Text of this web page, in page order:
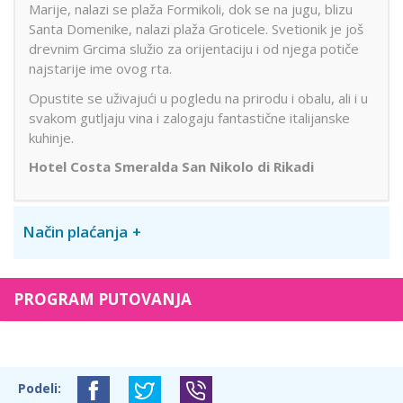
Marije, nalazi se plaža Formikoli, dok se na jugu, blizu
Santa Domenike, nalazi plaža Groticele. Svetionik je još
drevnim Grcima služio za orijentaciju i od njega potiče
najstarije ime ovog rta.
Opustite se uživajući u pogledu na prirodu i obalu, ali i u
svakom gutljaju vina i zalogaju fantastične italijanske
kuhinje.
Hotel Costa Smeralda San Nikolo di Rikadi
Način plaćanja
PROGRAM PUTOVANJA
Podeli: